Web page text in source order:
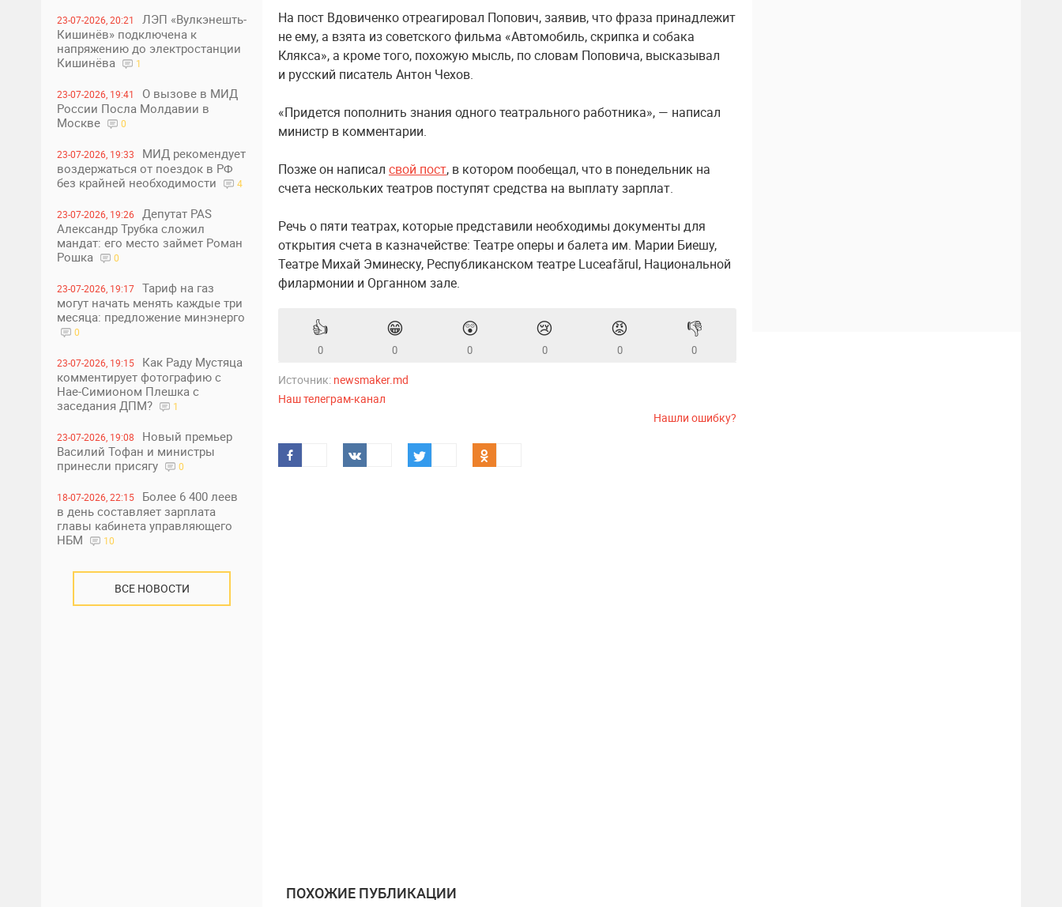
23-07-2026, 20:21
ЛЭП «Вулкэнешть-
Кишинёв» подключена к
напряжению до электростанции
Кишинёва
1
23-07-2026, 19:41
О вызове в МИД
России Посла Молдавии в
Москве
0
23-07-2026, 19:33
МИД рекомендует
воздержаться от поездок в РФ
без крайней необходимости
4
23-07-2026, 19:26
Депутат PAS
Александр Трубка сложил
мандат: его место займет Роман
Рошка
0
23-07-2026, 19:17
Тариф на газ
могут начать менять каждые три
месяца: предложение минэнерго
0
23-07-2026, 19:15
Как Раду Мустяца
комментирует фотографию с
Нае-Симионом Плешка с
заседания ДПМ?
1
23-07-2026, 19:08
Новый премьер
Василий Тофан и министры
принесли присягу
0
18-07-2026, 22:15
Более 6 400 леев
в день составляет зарплата
главы кабинета управляющего
НБМ
10
ВСЕ НОВОСТИ
На пост Вдовиченко отреагировал Попович, заявив, что фраза принадлежит
не ему, а взята из советского фильма «Автомобиль, скрипка и собака
Клякса», а кроме того, похожую мысль, по словам Поповича, высказывал
и русский писатель Антон Чехов.
«Придется пополнить знания одного театрального работника», — написал
министр в комментарии.
Позже он написал свой пост, в котором пообещал, что в понедельник на
счета нескольких театров поступят средства на выплату зарплат.
Речь о пяти театрах, которые представили необходимы документы для
открытия счета в казначействе: Театре оперы и балета им. Марии Биешу,
Театре Михай Эминеску, Республиканском театре Luceafărul, Национальной
филармонии и Органном зале.
👍
0
😁
0
😲
0
😢
0
😡
0
👎
0
Источник: newsmaker.md
Наш телеграм-канал
Нашли ошибку?
ПОХОЖИЕ ПУБЛИКАЦИИ